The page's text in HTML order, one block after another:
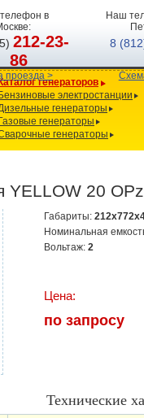
в
212-23-
86
проезда >
Наш
8
генераторов
Бензиновые электростанции
генераторы
Газовые генераторы
генераторы
YELLOW 20
Габариты:
Номинальная
Вольтаж: 2
Цена:
по запросу
Технические